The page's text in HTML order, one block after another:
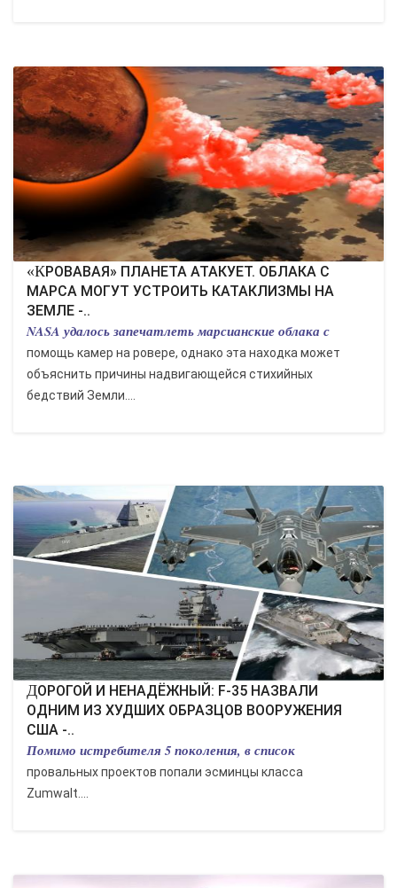
«КРОВАВАЯ» ПЛАНЕТА АТАКУЕТ. ОБЛАКА С
МАРСА МОГУТ УСТРОИТЬ КАТАКЛИЗМЫ НА
ЗЕМЛЕ -..
NASA удалось запечатлеть марсианские облака с
помощь камер на ровере, однако эта находка может
объяснить причины надвигающейся стихийных
бедствий Земли....
ДОРОГОЙ И НЕНАДЁЖНЫЙ: F-35 НАЗВАЛИ
ОДНИМ ИЗ ХУДШИХ ОБРАЗЦОВ ВООРУЖЕНИЯ
США -..
Помимо истребителя 5 поколения, в список
провальных проектов попали эсминцы класса
Zumwalt....